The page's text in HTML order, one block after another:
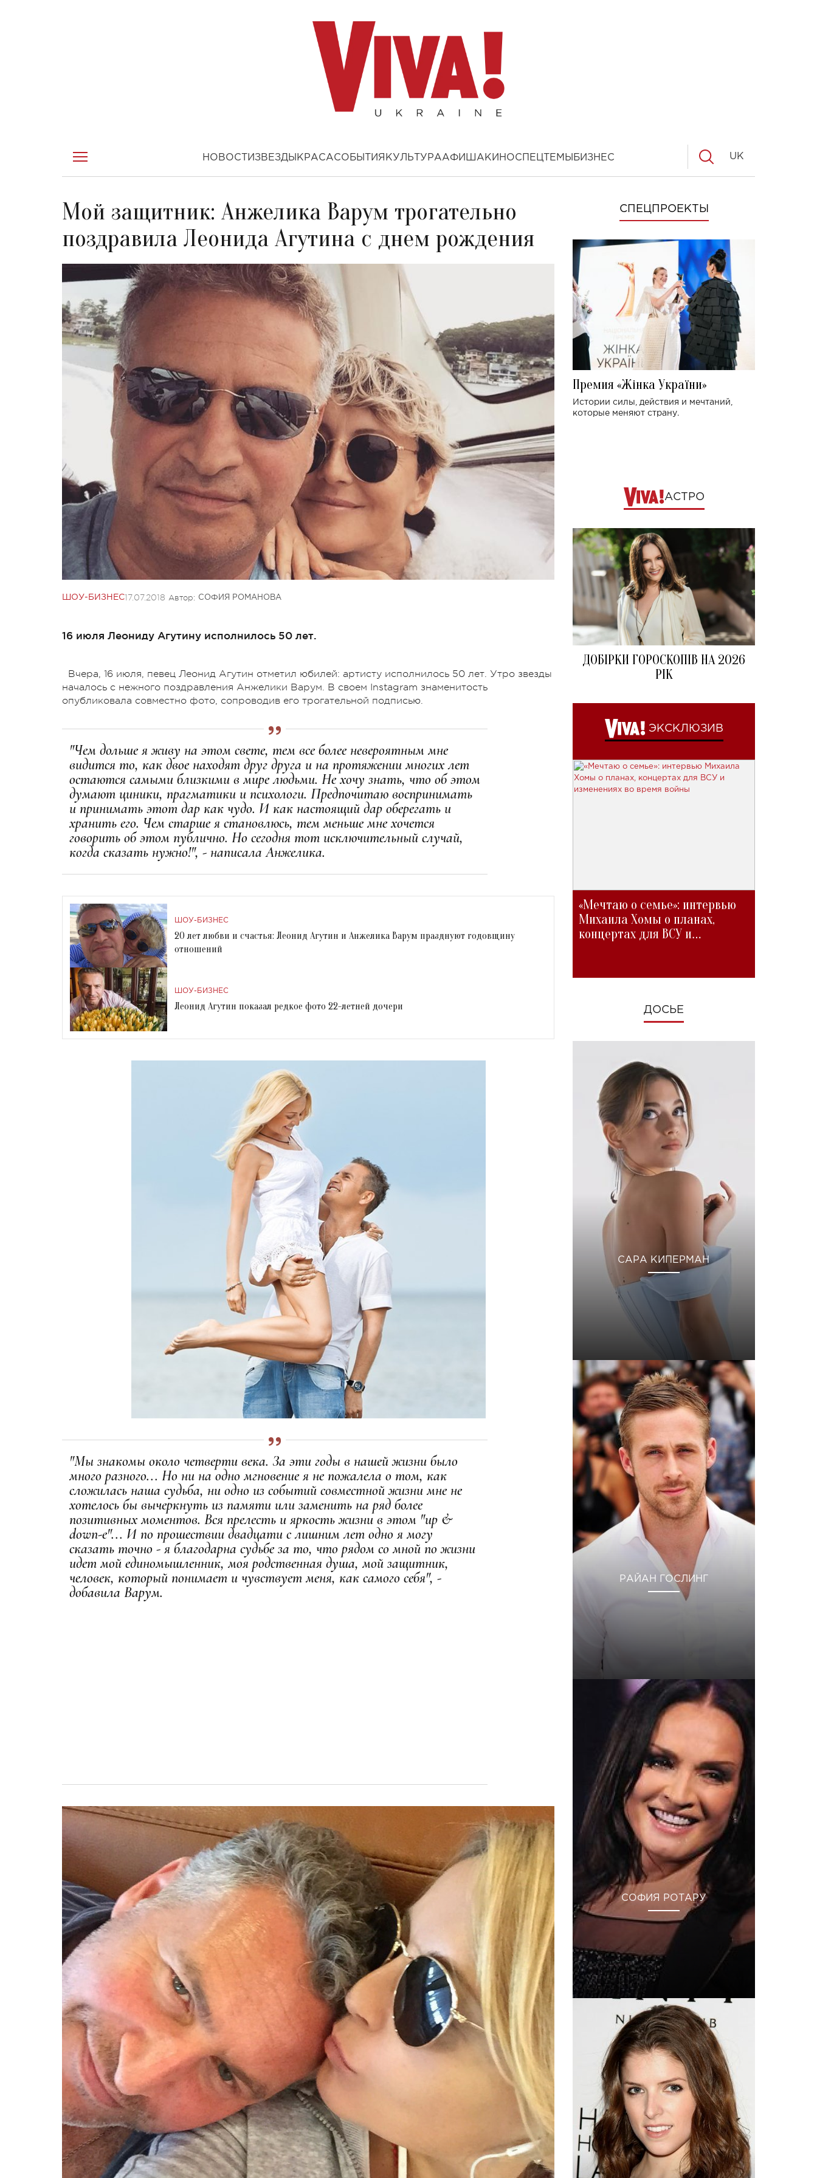
НОВОСТИ ЗВЕЗДЫ КРАСАСОБЫТИЯ КУЛЬТУРААФИША КИНОСПЕЦТЕМЫ БИЗНЕС UK
Мой защитник: Анжелика Варум трогательно
поздравила Леонида Агутина с днем рождения
ШОУ-БИЗНЕС17.07.2018 Автор: СОФИЯ РОМАНОВА
16 июля Леониду Агутину исполнилось 50 лет.
Вчера, 16 июля, певец Леонид Агутин отметил юбилей: артисту исполнилось 50 лет. Утро звезды
началось с нежного поздравления Анжелики Варум. В своем Instagram знаменитость
опубликовала совместно фото, сопроводив его трогательной подписью.
"Чем дольше я живу на этом свете, тем все более невероятным мне
видится то, как двое находят друг друга и на протяжении многих лет
остаются самыми близкими в мире людьми. Не хочу знать, что об этом
думают циники, прагматики и психологи. Предпочитаю воспринимать
и принимать этот дар как чудо. И как настоящий дар оберегать и
хранить его. Чем старше я становлюсь, тем меньше мне хочется
говорить об этом публично. Но сегодня тот исключительный случай,
когда сказать нужно!", - написала Анжелика.
ШОУ-БИЗНЕС
20 лет любви и счастья: Леонид Агутин и Анжелика Варум празднуют годовщину
отношений
ШОУ-БИЗНЕС
Леонид Агутин показал редкое фото 22-летней дочери
"Мы знакомы около четверти века. За эти годы в нашей жизни было
много разного... Но ни на одно мгновение я не пожалела о том, как
сложилась наша судьба, ни одно из событий совместной жизни мне не
хотелось бы вычеркнуть из памяти или заменить на ряд более
позитивных моментов. Вся прелесть и яркость жизни в этом "up &
down-е"... И по прошествии двадцати с лишним лет одно я могу
сказать точно - я благодарна судьбе за то, что рядом со мной по жизни
идет мой единомышленник, моя родственная душа, мой защитник,
человек, который понимает и чувствует меня, как самого себя", -
добавила Варум.
СПЕЦПРОЕКТЫ
Премия «Жінка України»
Истории силы, действия и мечтаний,
которые меняют страну.
АСТРО
ДОБІРКИ ГОРОСКОПІВ НА 2026
РІК
ЭКСКЛЮЗИВ
«Мечтаю о семье»: интервью
Михаила Хомы о планах,
концертах для ВСУ и
ДОСЬЕ
САРА КИПЕРМАН
РАЙАН ГОСЛИНГ
СОФИЯ РОТАРУ